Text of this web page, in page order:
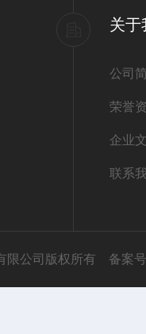
关于
公司
荣誉
企业
联系
限公司版权所有 备案